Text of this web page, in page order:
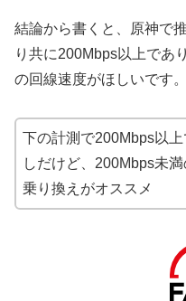
結論から書くと、原神で
り共に200Mbps以上であ
の回線速度がほしいです。
下の計測で200Mbps以
しだけど、200Mbps未
乗り換えがオススメ